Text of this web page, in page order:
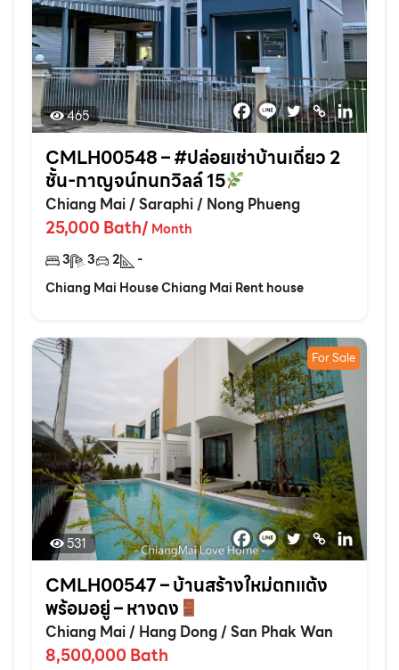
465
CMLH00548 – #ปล่อยเช่าบ้านเดี่ยว 2
ชั้น-กาญจน์กนกวิลล์ 15
Chiang Mai/Saraphi/ Nong Phueng
25,000 Bath/ Month
3
3 2
-
Chiang Mai House Chiang Mai Rent house
For Sale
531
CMLH00547 – บ้านสร้างใหม่ตกแต้ง
พร้อมอยู่ – หางดง
Chiang Mai/ Hang Dong/San Phak Wan
8,500,000 Bath